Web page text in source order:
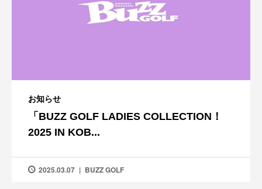
お知らせ
「BUZZ GOLF LADIES COLLECTION！
2025 IN KOB...
2025.03.07 BUZZ GOLF